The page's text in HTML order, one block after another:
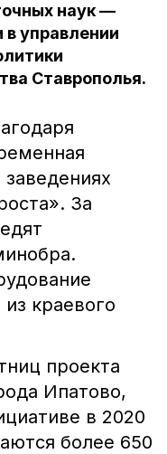
наук —
управлении
Ставрополья.
За
краевого
проекта
Ипатово,
в 2020
более 650